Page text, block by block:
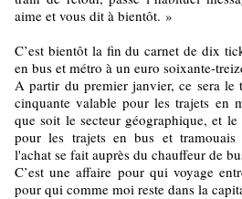
aime et vous dit à bientôt. »
C’est bientôt la fin du carnet de dix
en bus et métro à un euro soixante-
A partir du premier janvier, ce sera le
cinquante valable pour les trajets en
que soit le secteur géographique, et
pour les trajets en bus et
l'achat se fait auprès du chauffeur de
C’est une affaire pour qui voyage
pour qui comme moi reste dans la